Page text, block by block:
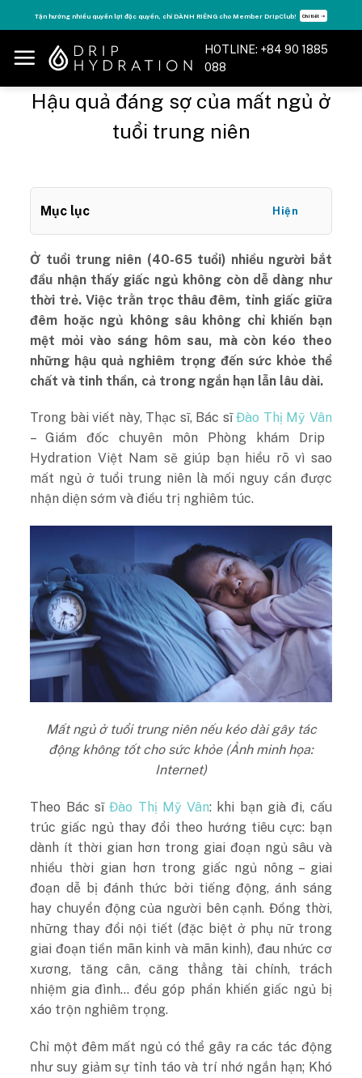
to
content
Tận hưởng nhiều quyền lợi độc quyền, chỉ DÀNH RIÊNG cho Member DripClub! Chi tiết ➝
HOTLINE: +84 90 1885
088
Hậu quả đáng sợ của mất ngủ ở
tuổi trung niên
Mục lục Hiện
Ở tuổi trung niên (40-65 tuổi) nhiều người bắt
đầu nhận thấy giấc ngủ không còn dễ dàng như
thời trẻ. Việc trằn trọc thâu đêm, tỉnh giấc giữa
đêm hoặc ngủ không sâu không chỉ khiến bạn
mệt mỏi vào sáng hôm sau, mà còn kéo theo
những hậu quả nghiêm trọng đến sức khỏe thể
chất và tinh thần, cả trong ngắn hạn lẫn lâu dài.
Trong bài viết này, Thạc sĩ, Bác sĩĐào Thị Mỹ Vân
– Giám đốc chuyên môn Phòng khám Drip
Hydration Việt Nam sẽ giúp bạn hiểu rõ vì sao
mất ngủ ở tuổi trung niên là mối nguy cần được
nhận diện sớm và điều trị nghiêm túc.
Mất ngủ ở tuổi trung niên nếu kéo dài gây tác
động không tốt cho sức khỏe (Ảnh minh họa:
Internet)
Theo Bác sĩĐào Thị Mỹ Vân: khi bạn già đi, cấu
trúc giấc ngủ thay đổi theo hướng tiêu cực: bạn
dành ít thời gian hơn trong giai đoạn ngủ sâu và
nhiều thời gian hơn trong giấc ngủ nông – giai
đoạn dễ bị đánh thức bởi tiếng động, ánh sáng
hay chuyển động của người bên cạnh. Đồng thời,
những thay đổi nội tiết (đặc biệt ở phụ nữ trong
giai đoạn tiền mãn kinh và mãn kinh), đau nhức cơ
xương, tăng cân, căng thẳng tài chính, trách
nhiệm gia đình… đều góp phần khiến giấc ngủ bị
xáo trộn nghiêm trọng​.
Chỉ một đêm mất ngủ có thể gây ra các tác động
như suy giảm sự tỉnh táo và trí nhớ ngắn hạn; Khó